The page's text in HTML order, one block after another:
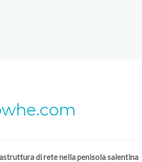
di rete nella penisola salentina